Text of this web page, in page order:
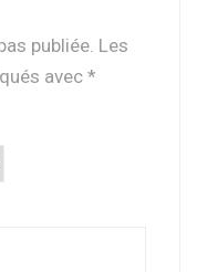
publiée. Les
avec *